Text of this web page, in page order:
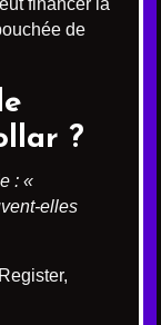
de
?
: «
elles